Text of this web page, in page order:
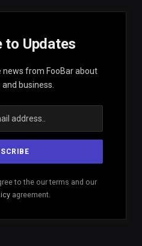
to Updates
from FooBar about
business.
to the our terms and our
agreement.